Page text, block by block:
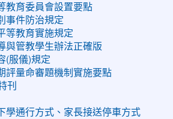
教育委員會設置要點
事件防治規定
等教育實施規定
與管教學生辦法正確版
(服儀)規定
評量命審題機制實施要點
刊
學通行方式、家長接送停車方式